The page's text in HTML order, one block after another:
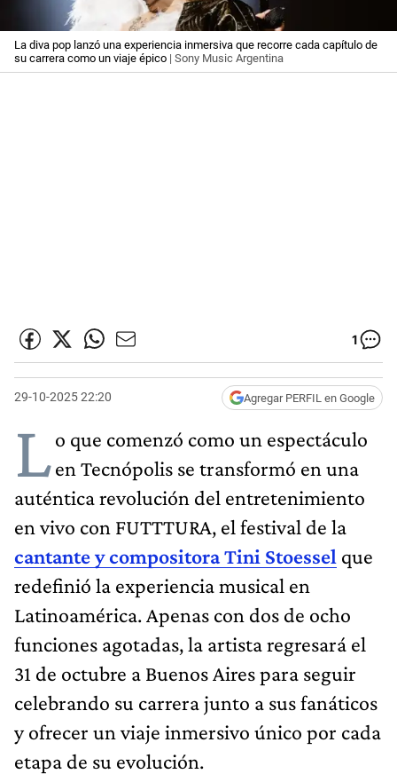
La diva pop lanzó una experiencia inmersiva que recorre cada capítulo de
su carrera como un viaje épico | Sony Music Argentina
1
29-10-2025 22:20 Agregar PERFIL en Google
Lo que comenzó como un espectáculo
en Tecnópolis se transformó en una
auténtica revolución del entretenimiento
en vivo con FUTTTURA, el festival de la
cantante y compositora Tini Stoessel que
redefinió la experiencia musical en
Latinoamérica. Apenas con dos de ocho
funciones agotadas, la artista regresará el
31 de octubre a Buenos Aires para seguir
celebrando su carrera junto a sus fanáticos
y ofrecer un viaje inmersivo único por cada
etapa de su evolución.